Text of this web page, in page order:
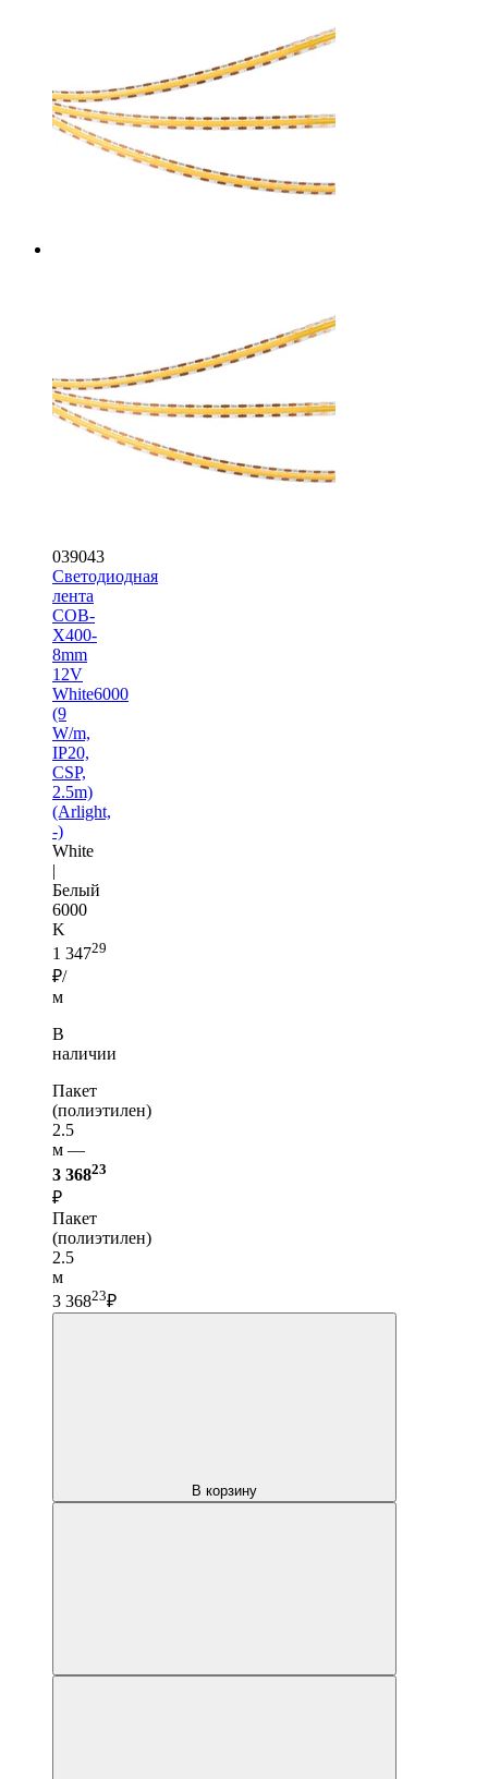
039043
Светодиодная
лента
COB-
X400-
8mm
12V
White6000
(9
W/m,
IP20,
CSP,
2.5m)
(Arlight,
-)
White
|
Белый
6000
K
1 34729
₽/
м
В
наличии
Пакет
(полиэтилен)
2.5
м —
3 36823
₽
Пакет
(полиэтилен)
2.5
м
3 36823₽
В корзину